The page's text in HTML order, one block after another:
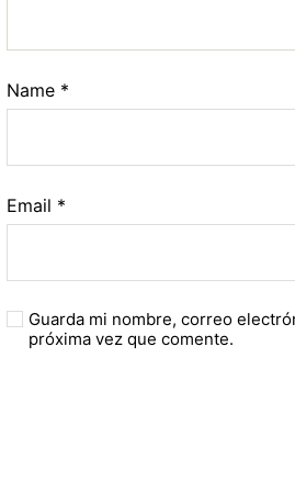
Name *
Email *
Guarda mi nombre, correo
próxima vez que comente.